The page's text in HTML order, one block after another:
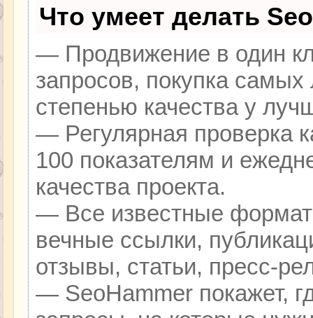
Что умеет делать
— Продвижение в один
запросов, покупка
степенью качества у
— Регулярная проверка
100 показателям и
качества проекта.
— Все известные
вечные ссылки,
отзывы, статьи, пресс-
— SeoHammer покажет,